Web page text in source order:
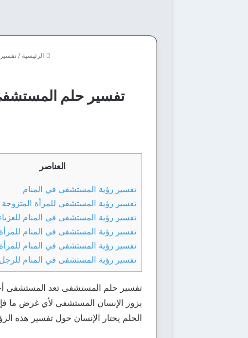
الرئيسية / تفسير
تفسير حلم
العناصر
تفسير رؤية المستشفى في المنام
تفسير رؤية المستشفى للمرأة المتزوجة
تفسير رؤية المستشفى في المنام
تفسير رؤية المستشفى في المنام
تفسير رؤية المستشفى في المنام
تفسير رؤية المستشفى في المنام للرجل
تفسير حلم المستشفى تعد المستشفى أحد
يزور الإنسان المستشفى لأي غرض ما
الحلم يحتار الإنسان حول تفسير هذه